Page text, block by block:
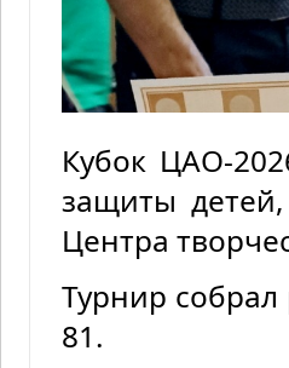
Кубок ЦАО-
защиты
Центра
Турнир собрал
81.